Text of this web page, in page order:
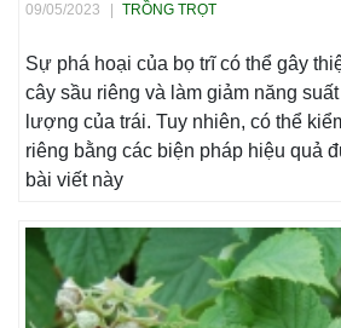
09/05/2023 TRỒNG TRỌT
Sự phá hoại của bọ trĩ có thể gây
cây sầu riêng và làm giảm năng
lượng của trái. Tuy nhiên, có thể
riêng bằng các biện pháp hiệu quả
bài viết này